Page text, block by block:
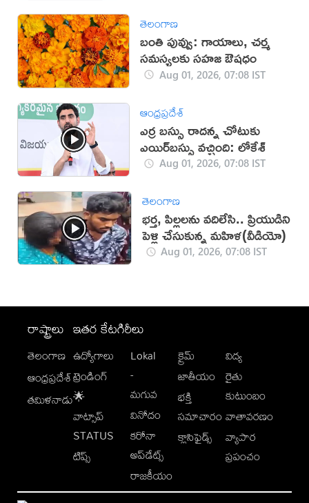
తెలంగాణ
బంతి పువ్వు: గాయాలు, చర్మ
సమస్యలకు సహజ ఔషధం
Aug 01, 2026, 07:08 IST
ఆంధ్రప్రదేశ్
ఎర్ర బస్సు రాదన్న చోటుకు
ఎయిర్‌బస్సు వచ్చింది: లోకేశ్‌
Aug 01, 2026, 07:08 IST
తెలంగాణ
భర్త, పిల్లలను వదిలేసి.. ప్రియుడిని
పెళ్లి చేసుకున్న మహిళ(వీడియో)
Aug 01, 2026, 07:08 IST
రాష్ట్రాలు
తెలంగాణ
ఆంధ్రప్రదేశ్
తమిళనాడు
ఇతర కేటగిరీలు
ఉద్యోగాలు
ట్రెండింగ్
🌟
వాట్సాప్
STATUS
టిప్స్
Lokal
-
మగువ
వినోదం
కరోనా
అప్‌డేట్స్
రాజకీయం
క్రైమ్
జాతీయం
భక్తి
సమాచారం
క్లాసిఫైడ్స్
విద్య
రైతు
కుటుంబం
వాతావరణం
వ్యాపార
ప్రపంచం